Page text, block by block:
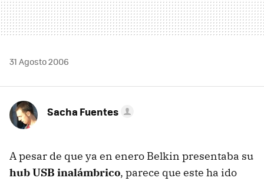
31 Agosto 2006
Sacha Fuentes
A pesar de que ya en enero Belkin presentaba su
hub USB inalámbrico, parece que este ha ido